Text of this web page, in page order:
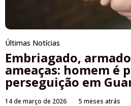
Últimas Notícias
Embriagado,
ameaças: homem é
perseguição em
14 de março de 2026 5 meses atrás